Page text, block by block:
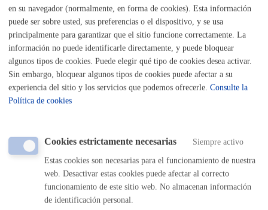
Buscar
Listado completo de Trámites
Actos - Reservas
Reserva o cesión de instalaciones
Volver al índice Volver atrás
en su navegador (normalmente, en forma de cookies). Esta información
puede ser sobre usted, sus preferencias o el dispositivo, y se usa
principalmente para garantizar que el sitio funcione correctamente. La
información no puede identificarle directamente, y puede bloquear
algunos tipos de cookies. Puede elegir qué tipo de cookies desea activar.
Sin embargo, bloquear algunos tipos de cookies puede afectar a su
experiencia del sitio y los servicios que podemos ofrecerle. Consulte la
Política de cookies
Cookies estrictamente necesarias Siempre activo
Estas cookies son necesarias para el funcionamiento de nuestra
web. Desactivar estas cookies puede afectar al correcto
funcionamiento de este sitio web. No almacenan información
de identificación personal.